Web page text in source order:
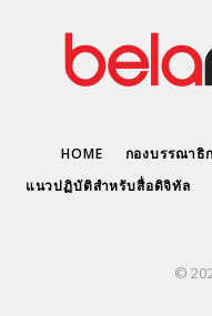
HOME กองบรรณาธิ
แนวปฏิบัติสำหรับสื่อดิจิทัล
©